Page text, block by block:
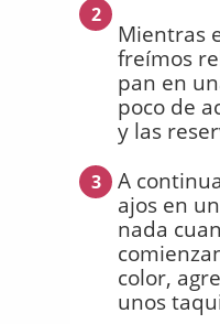
2
Mientras
freímos
pan en
poco de
y las
3
A
ajos en
nada
color,
unos